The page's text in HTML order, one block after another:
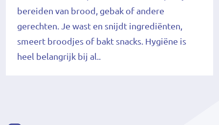
bereiden van brood, gebak of andere
gerechten. Je wast en snijdt ingrediënten,
smeert broodjes of bakt snacks. Hygiëne is
heel belangrijk bij al..